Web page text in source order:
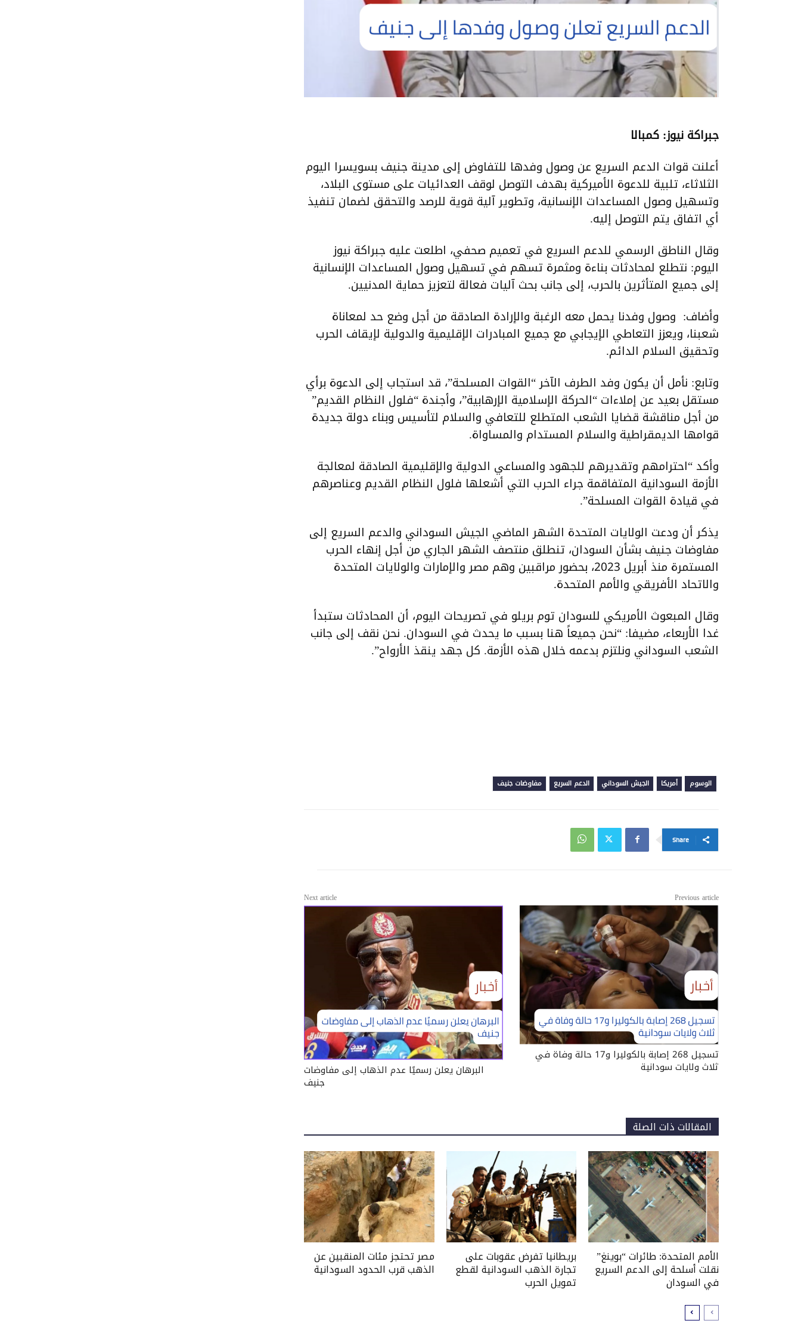
جبراكة نيوز: كمبالا
أعلنت قوات الدعم السريع عن وصول وفدها للتفاوض إلى مدينة جنيف بسويسرا اليوم
الثلاثاء، تلبية للدعوة الأميركية بهدف التوصل لوقف العدائيات على مستوى البلاد،
وتسهيل وصول المساعدات الإنسانية، وتطوير آلية قوية للرصد والتحقق لضمان تنفيذ
أي اتفاق يتم التوصل إليه.
وقال الناطق الرسمي للدعم السريع في تعميم صحفي، اطلعت عليه جبراكة نيوز
اليوم: نتطلع لمحادثات بناءة ومثمرة تسهم في تسهيل وصول المساعدات الإنسانية
إلى جميع المتأثرين بالحرب، إلى جانب بحث آليات فعالة لتعزيز حماية المدنيين.
وأضاف: وصول وفدنا يحمل معه الرغبة والإرادة الصادقة من أجل وضع حد لمعاناة
شعبنا، ويعزز التعاطي الإيجابي مع جميع المبادرات الإقليمية والدولية لإيقاف الحرب
وتحقيق السلام الدائم.
وتابع: نأمل أن يكون وفد الطرف الآخر “القوات المسلحة”، قد استجاب إلى الدعوة برأي
مستقل بعيد عن إملاءات “الحركة الإسلامية الإرهابية”، وأجندة “فلول النظام القديم”
من أجل مناقشة قضايا الشعب المتطلع للتعافي والسلام لتأسيس وبناء دولة جديدة
قوامها الديمقراطية والسلام المستدام والمساواة.
وأكد “احترامهم وتقديرهم للجهود والمساعي الدولية والإقليمية الصادقة لمعالجة
الأزمة السودانية المتفاقمة جراء الحرب التي أشعلها فلول النظام القديم وعناصرهم
في قيادة القوات المسلحة”.
يذكر أن ودعت الولايات المتحدة الشهر الماضي الجيش السوداني والدعم السريع إلى
مفاوضات جنيف بشأن السودان، تنطلق منتصف الشهر الجاري من أجل إنهاء الحرب
المستمرة منذ أبريل 2023، بحضور مراقبين وهم مصر والإمارات والولايات المتحدة
والاتحاد الأفريقي والأمم المتحدة.
وقال المبعوث الأمريكي للسودان توم بريلو في تصريحات اليوم، أن المحادثات ستبدأ
غدا الأربعاء، مضيفا: “نحن جميعاً هنا بسبب ما يحدث في السودان. نحن نقف إلى جانب
الشعب السوداني ونلتزم بدعمه خلال هذه الأزمة. كل جهد ينقذ الأرواح”.
الوسوم أمريكا الجيش السوداني الدعم السريع مفاوضات جنيف
Share
Previous article
تسجيل 268 إصابة بالكوليرا و17 حالة وفاة في
ثلاث ولايات سودانية
Next article
البرهان يعلن رسميًا عدم الذهاب إلى مفاوضات
جنيف
المقالات ذات الصلة
الأمم المتحدة: طائرات “بوينغ”
نقلت أسلحة إلى الدعم السريع
في السودان
بريطانيا تفرض عقوبات على
تجارة الذهب السودانية لقطع
تمويل الحرب
مصر تحتجز مئات المنقبين عن
الذهب قرب الحدود السودانية